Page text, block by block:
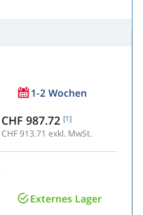
1-2 Wochen
CHF 987.72 [1]
CHF 913.71 exkl. MwSt.
Externes Lager